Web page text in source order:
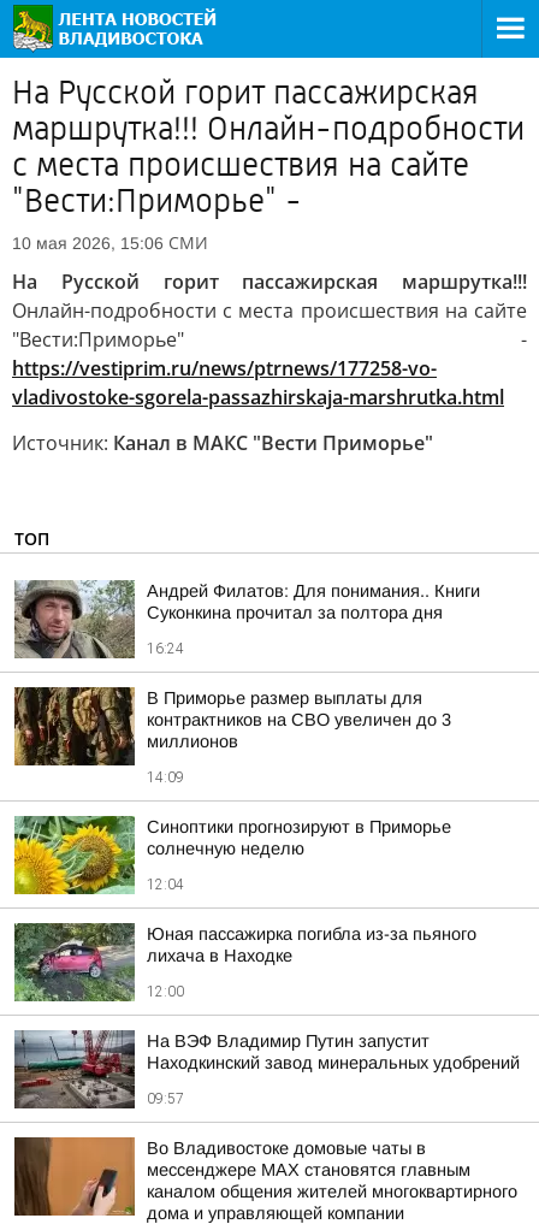
На Русской горит пассажирская
маршрутка!!! Онлайн-подробности
с места происшествия на сайте
"Вести:Приморье" -
10 мая 2026, 15:06 СМИ
На Русской горит пассажирская маршрутка!!!
Онлайн-подробности с места происшествия на сайте
"Вести:Приморье" -
https://vestiprim.ru/news/ptrnews/177258-vo-
vladivostoke-sgorela-passazhirskaja-marshrutka.html
Источник: Канал в МАКС "Вести Приморье"
ТОП
Андрей Филатов: Для понимания.. Книги
Суконкина прочитал за полтора дня
16:24
В Приморье размер выплаты для
контрактников на СВО увеличен до 3
миллионов
14:09
Синоптики прогнозируют в Приморье
солнечную неделю
12:04
Юная пассажирка погибла из-за пьяного
лихача в Находке
12:00
На ВЭФ Владимир Путин запустит
Находкинский завод минеральных удобрений
09:57
Во Владивостоке домовые чаты в
мессенджере МАХ становятся главным
каналом общения жителей многоквартирного
дома и управляющей компании